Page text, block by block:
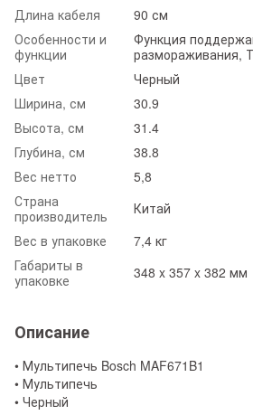
Длина кабеля
90 см
Особенности и
функции
Функция
размораживания,
Цвет
Черный
Ширина, см
30.9
Высота, см
31.4
Глубина, см
38.8
Вес нетто
5,8
Страна
производитель
Китай
Вес в упаковке
7,4 кг
Габариты в
упаковке
348 x 357 x 382 мм
Описание
• Мультипечь Bosch MAF671B1
• Мультипечь
• Черный